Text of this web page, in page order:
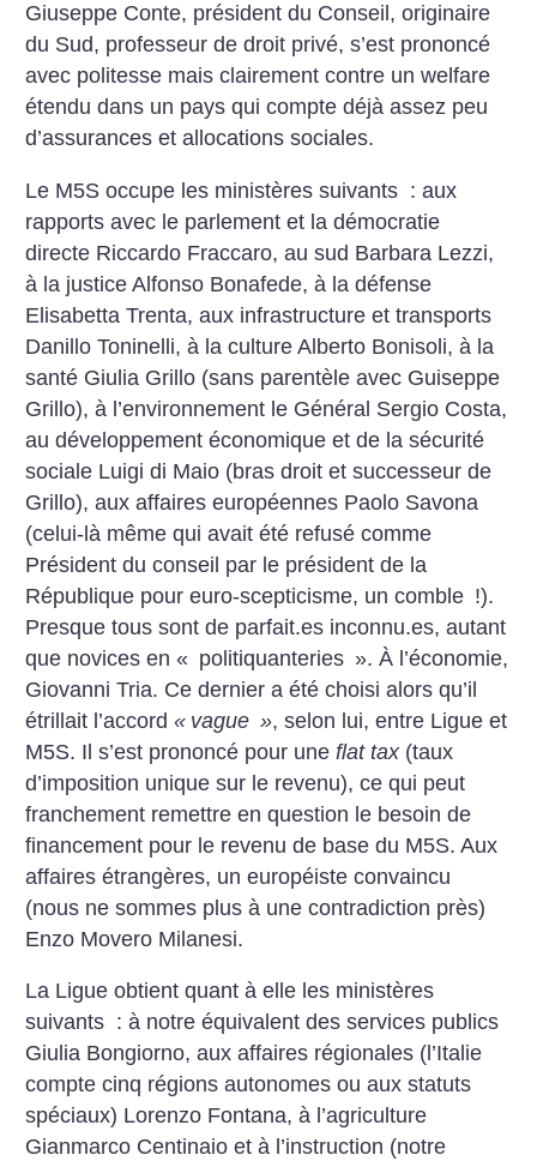
Giuseppe Conte, président du Conseil, originaire
du Sud, professeur de droit privé, s’est prononcé
avec politesse mais clairement contre un welfare
étendu dans un pays qui compte déjà assez peu
d’assurances et allocations sociales.
Le M5S occupe les ministères suivants : aux
rapports avec le parlement et la démocratie
directe Riccardo Fraccaro, au sud Barbara Lezzi,
à la justice Alfonso Bonafede, à la défense
Elisabetta Trenta, aux infrastructure et transports
Danillo Toninelli, à la culture Alberto Bonisoli, à la
santé Giulia Grillo (sans parentèle avec Guiseppe
Grillo), à l’environnement le Général Sergio Costa,
au développement économique et de la sécurité
sociale Luigi di Maio (bras droit et successeur de
Grillo), aux affaires européennes Paolo Savona
(celui-là même qui avait été refusé comme
Président du conseil par le président de la
République pour euro-scepticisme, un comble !).
Presque tous sont de parfait.es inconnu.es, autant
que novices en « politiquanteries ». À l’économie,
Giovanni Tria. Ce dernier a été choisi alors qu’il
étrillait l’accord« vague », selon lui, entre Ligue et
M5S. Il s’est prononcé pour uneflat tax(taux
d’imposition unique sur le revenu), ce qui peut
franchement remettre en question le besoin de
financement pour le revenu de base du M5S. Aux
affaires étrangères, un européiste convaincu
(nous ne sommes plus à une contradiction près)
Enzo Movero Milanesi.
La Ligue obtient quant à elle les ministères
suivants : à notre équivalent des services publics
Giulia Bongiorno, aux affaires régionales (l’Italie
compte cinq régions autonomes ou aux statuts
spéciaux) Lorenzo Fontana, à l’agriculture
Gianmarco Centinaio et à l’instruction (notre